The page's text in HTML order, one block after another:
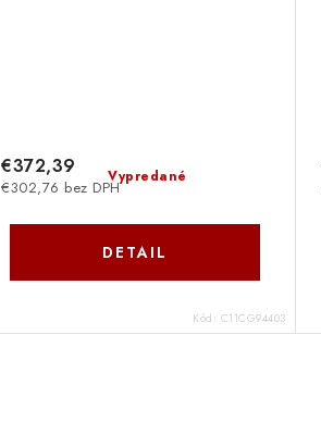
Vypredané
€302,76 bez DPH
€372,39
DETAIL
Kód: C11CG94403